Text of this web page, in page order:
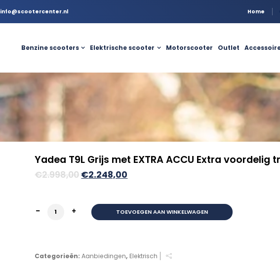
info@scootercenter.nl Home
Benzine scooters Elektrische scooter Motorscooter Outlet
Yadea T9L Grijs met EXTRA ACCU Extra voordelig
€2.998,00 Oorspronkelijke
was:
€2.998,00.
€2.248,00
is:
€2.248,00.
Yadea T9L Grijs met EXTRA ACCU Extra voordelig tm 30
TOEVOEGEN AAN WINKELWAGEN
Categorieën:Aanbiedingen, Elektrisch